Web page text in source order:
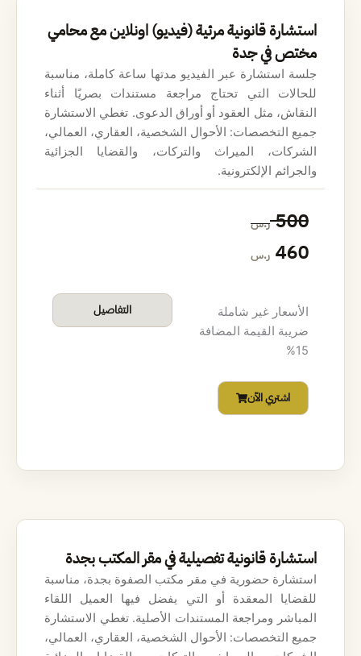
و
:
4
0
0
س
ه
و
:
3
4
0
ر
.
.
استشارة قانونية مرئية (فيديو) اونلاين مع محامي
مختص في جدة
جلسة استشارة عبر الفيديو مدتها ساعة كاملة، مناسبة
للحالات التي تحتاج مراجعة مستندات بصريًا أثناء
النقاش، مثل العقود أو أوراق الدعوى. تغطي الاستشارة
جميع التخصصات: الأحوال الشخصية، العقاري، العمالي،
الشركات، الميراث والتركات، والقضايا الجزائية
والجرائم الإلكترونية.
500 ر.س
ص
ه
و
:
460 ر.س
ا
ل
ع
ر
ا
ل
ا
ه
و
:
الأسعار غير شاملة
ضريبة القيمة المضافة
15%
اشتري الآن
التفاصيل
استشارة قانونية تفصيلية في مقر المكتب بجدة
استشارة حضورية في مقر مكتب الصفوة بجدة، مناسبة
للقضايا المعقدة أو التي يفضل فيها العميل اللقاء
المباشر ومراجعة المستندات الأصلية. تغطي الاستشارة
جميع التخصصات: الأحوال الشخصية، العقاري، العمالي،